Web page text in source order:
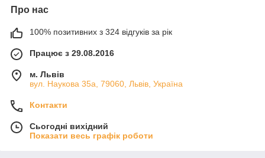
Про нас
100% позитивних з 324 відгуків за рік
Працює з 29.08.2016
м. Львів
вул. Наукова 35а, 79060, Львів, Україна
Контакти
Сьогодні вихідний
Показати весь графік роботи